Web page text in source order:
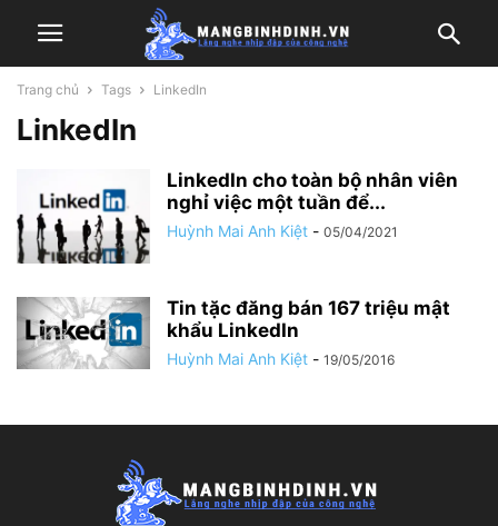
Trang chủ Tags LinkedIn
LinkedIn
LinkedIn cho toàn bộ nhân viên
nghỉ việc một tuần để...
Huỳnh Mai Anh Kiệt - 05/04/2021
Tin tặc đăng bán 167 triệu mật
khẩu LinkedIn
Huỳnh Mai Anh Kiệt - 19/05/2016